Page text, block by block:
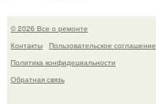
© 2026 Все о ремонте
Контакты
Пользовательское соглашение
Политика конфидециальности
Обратная связь